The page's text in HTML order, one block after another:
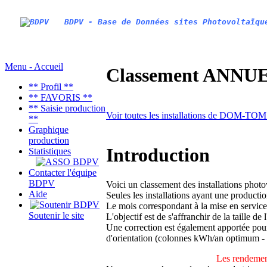
BDPV - Base de Données sites
Menu - Accueil
** Profil **
** FAVORIS **
** Saisie production
**
Graphique
production
Statistiques
Contacter l'équipe
BDPV
Aide
Soutenir le site
Classement
Voir toutes les installations de DOM-
Introduction
Voici un classement des installations
Seules les installations ayant une
Le mois correspondant à la mise en
L'objectif est de s'affranchir de la taille
Une correction est également apportée
d'orientation (colonnes kWh/an optimum
Les